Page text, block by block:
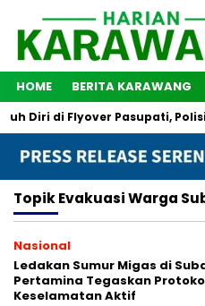
HOME BERITA KARAWANG
Diri di Flyover Pasupati,
TopikEvakuasi Warga
Nasional
Ledakan Sumur Migas di
Pertamina Tegaskan
Keselamatan Aktif